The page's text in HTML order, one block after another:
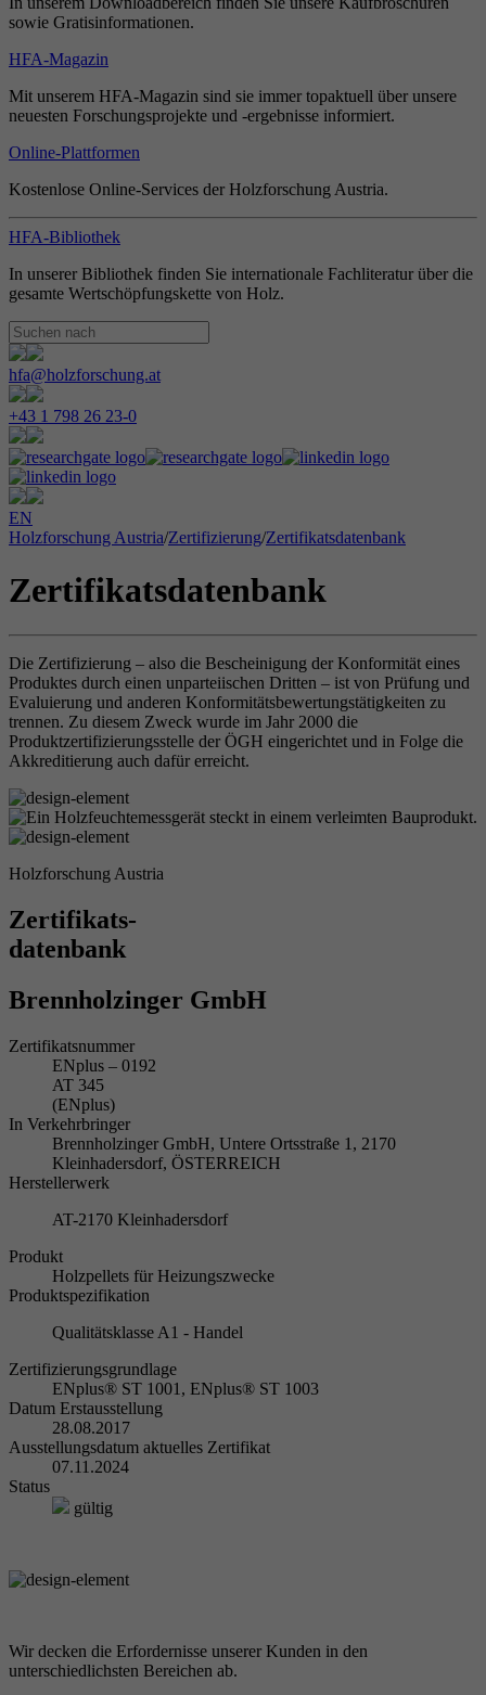
sowie Gratisinformationen.
HFA-Magazin
Mit unserem HFA-Magazin sind sie immer topaktuell über unsere
neuesten Forschungsprojekte und -ergebnisse informiert.
Online-Plattformen
Kostenlose Online-Services der Holzforschung Austria.
HFA-Bibliothek
In unserer Bibliothek finden Sie internationale Fachliteratur über die
gesamte Wertschöpfungskette von Holz.
hfa@holzforschung.at
+43 1 798 26 23-0
EN
Holzforschung Austria/Zertifizierung/Zertifikatsdatenbank
Zertifikatsdatenbank
Die Zertifizierung – also die Bescheinigung der Konformität eines
Produktes durch einen unparteiischen Dritten – ist von Prüfung und
Evaluierung und anderen Konformitätsbewertungstätigkeiten zu
trennen. Zu diesem Zweck wurde im Jahr 2000 die
Produktzertifizierungsstelle der ÖGH eingerichtet und in Folge die
Akkreditierung auch dafür erreicht.
Holzforschung Austria
Zertifikats-
datenbank
Brennholzinger GmbH
Zertifikatsnummer
ENplus – 0192
AT 345
(ENplus)
In Verkehrbringer
Brennholzinger GmbH, Untere Ortsstraße 1, 2170
Kleinhadersdorf, ÖSTERREICH
Herstellerwerk
AT-2170 Kleinhadersdorf
Produkt
Holzpellets für Heizungszwecke
Produktspezifikation
Qualitätsklasse A1 - Handel
Zertifizierungsgrundlage
ENplus® ST 1001, ENplus® ST 1003
Datum Erstausstellung
28.08.2017
Ausstellungsdatum aktuelles Zertifikat
07.11.2024
Status
gültig
Wir decken die Erfordernisse unserer Kunden in den
unterschiedlichsten Bereichen ab.